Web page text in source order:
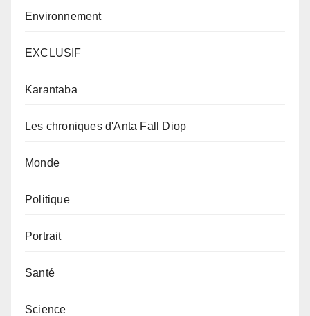
Environnement
EXCLUSIF
Karantaba
Les chroniques d'Anta Fall Diop
Monde
Politique
Portrait
Santé
Science